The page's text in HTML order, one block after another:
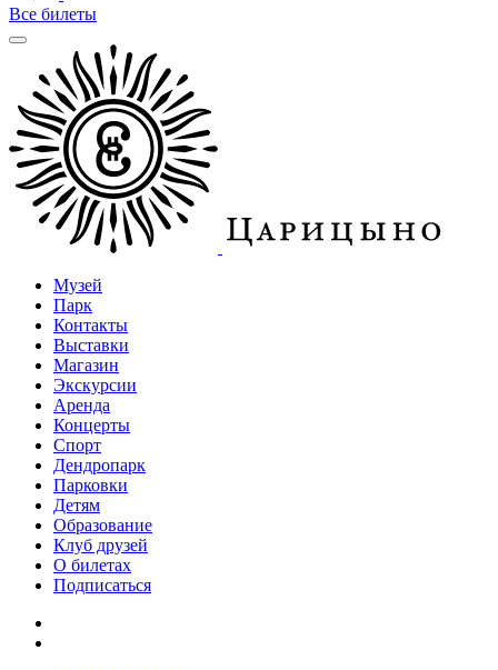
Все билеты
Музей
Парк
Контакты
Выставки
Магазин
Экскурсии
Аренда
Концерты
Спорт
Дендропарк
Парковки
Детям
Образование
Клуб друзей
О билетах
Подписаться